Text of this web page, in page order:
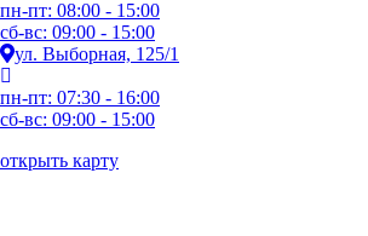
пн-пт: 08:00 - 15:00
сб-вс: 09:00 - 15:00
ул. Выборная, 125/1
пн-пт: 07:30 - 16:00
сб-вс: 09:00 - 15:00
открыть карту